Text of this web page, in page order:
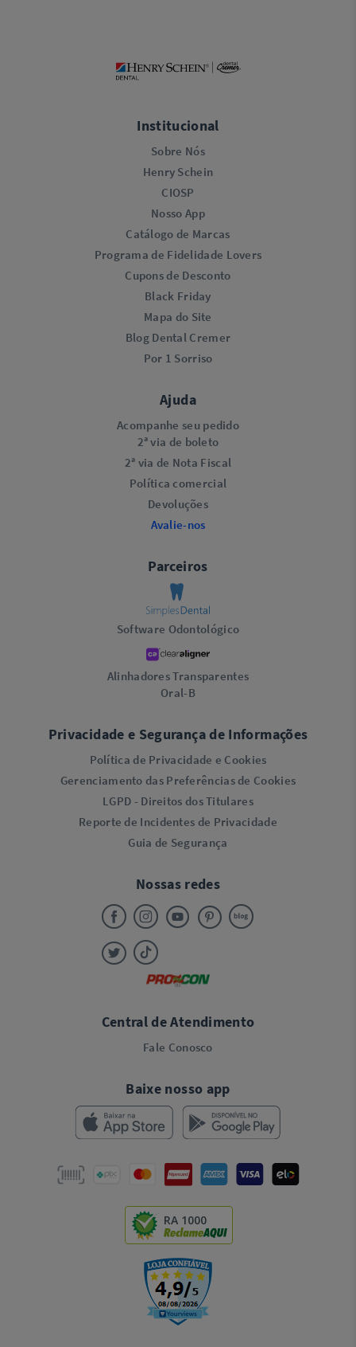
Institucional
Sobre Nós
Henry Schein
CIOSP
Nosso App
Catálogo de Marcas
Programa de Fidelidade Lovers​
Cupons de Desconto
Black Friday
Mapa do Site
Blog Dental Cremer
Por 1 Sorriso
Ajuda
Acompanhe seu pedido
2ª via de boleto
2ª via de Nota Fiscal
Política comercial
Devoluções
Avalie-nos
Parceiros
Software Odontológico
Alinhadores Transparentes
Oral-B
Privacidade e Segurança de Informações
Política de Privacidade e Cookies
Gerenciamento das Preferências de Cookies
LGPD - Direitos dos Titulares
Reporte de Incidentes de Privacidade
Guia de Segurança
Nossas redes
Central de Atendimento
Fale Conosco
Baixe nosso app
RA 1000